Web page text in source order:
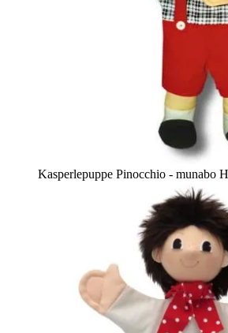
Kasperlepuppe Pinocchio - munabo